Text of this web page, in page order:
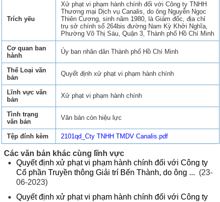
Trích yếu
Xử phạt vi phạm hành chính đối với Công ty TNHH
Thương mại Dịch vụ Canalis, do ông Nguyễn Ngọc
Thiên Cương, sinh năm 1980, là Giám đốc, địa chỉ
trụ sở chính số 264bis đường Nam Kỳ Khởi Nghĩa,
Phường Võ Thị Sáu, Quận 3, Thành phố Hồ Chí Minh
Cơ quan ban
hành
Ủy ban nhân dân Thành phố Hồ Chí Minh
Thể Loại văn
bản
Quyết định xử phạt vi phạm hành chính
Lĩnh vực văn
bản
Xử phạt vi phạm hành chính
Tình trạng
văn bản
Văn bản còn hiệu lực
Tệp đính kèm 2101qd_Cty TNHH TMDV Canalis.pdf
Các văn bản khác cùng lĩnh vực
Quyết định xử phạt vi phạm hành chính đối với Công ty
Cổ phần Truyền thông Giải trí Bến Thành, do ông ... (23-
06-2023)
Quyết định xử phạt vi phạm hành chính đối với Công ty